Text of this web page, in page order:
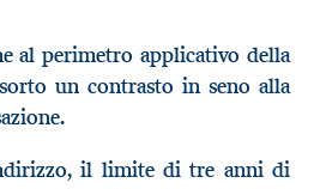
al perimetro applicativo della
un contrasto in seno alla
il limite di tre anni di